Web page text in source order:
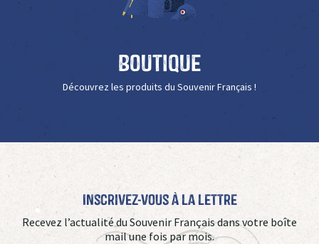
Boutique
Découvrez les produits du Souvenir Français !
Inscrivez-vous à La Lettre
Recevez l’actualité du Souvenir Français dans votre boîte
mail une fois par mois.